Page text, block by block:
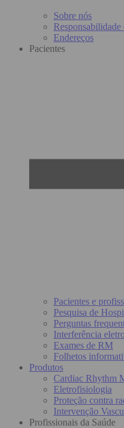
Sobre nós
Endereços
Pacientes
Pacientes e
Pesquisa de
Perguntas
Interferência
Exames de RM
Folhetos
Produtos
Cardiac Rhythm
Eletrofisiologia
Proteção contra
Intervenção
Profissionais da Saúde